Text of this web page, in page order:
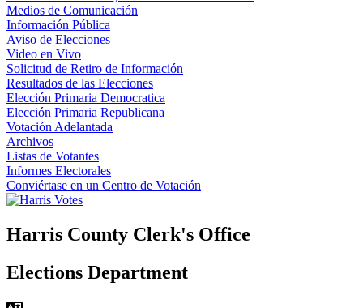
Medios de Comunicación
Información Pública
Aviso de Elecciones
Video en Vivo
Solicitud de Retiro de Información
Resultados de las Elecciones
Elección Primaria Democratica
Elección Primaria Republicana
Votación Adelantada
Archivos
Listas de Votantes
Informes Electorales
Conviértase en un Centro de Votación
Harris County Clerk's Office
Elections Department